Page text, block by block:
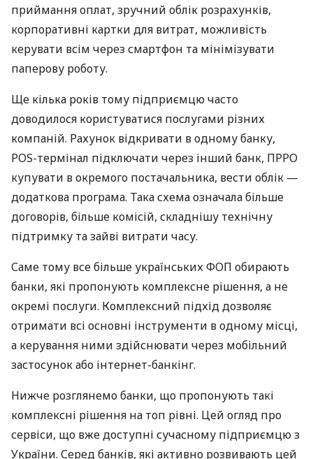
приймання оплат, зручний облік розрахунків,
корпоративні картки для витрат, можливість
керувати всім через смартфон та мінімізувати
паперову роботу.
Ще кілька років тому підприємцю часто
доводилося користуватися послугами різних
компаній. Рахунок відкривати в одному банку,
POS-термінал підключати через інший банк, ПРРО
купувати в окремого постачальника, вести облік —
додаткова програма. Така схема означала більше
договорів, більше комісій, складнішу технічну
підтримку та зайві витрати часу.
Саме тому все більше українських ФОП обирають
банки, які пропонують комплексне рішення, а не
окремі послуги. Комплексний підхід дозволяє
отримати всі основні інструменти в одному місці,
а керування ними здійснювати через мобільний
застосунок або інтернет-банкінг.
Нижче розглянемо банки, що пропонують такі
комплексні рішення на топ рівні. Цей огляд про
сервіси, що вже доступні сучасному підприємцю з
України. Серед банків, які активно розвивають цей